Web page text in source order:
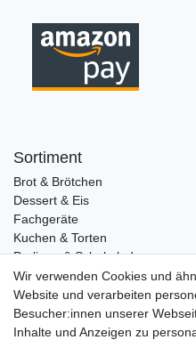
Sortiment
Brot & Brötchen
Dessert & Eis
Fachgeräte
Kuchen & Torten
Pralinen & Schokolade
Lebensmittel
Gutscheine
Informationen
Wir verwenden Cookies und
Website und verarbeiten
Besucher:innen unserer
Inhalte und Anzeigen zu